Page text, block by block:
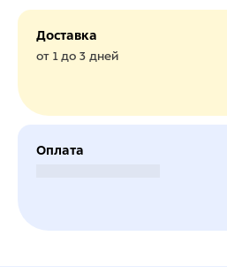
Доставка
от 1 до 3 дней
Оплата